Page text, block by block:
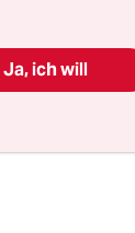
Ja, ich will